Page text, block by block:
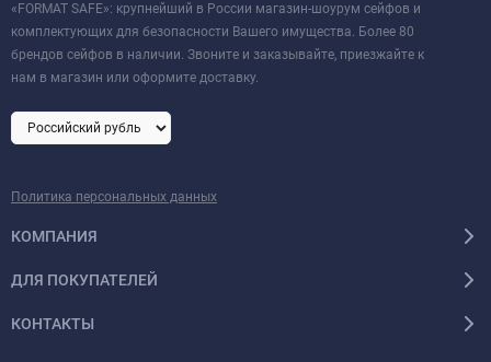
«FORMAT SAFE»: крупнейший в России магазин-шоурум сейфов и
комплектующих для безопасности Вашего имущества. Более 80
брендов сейфов в наличии. Звоните и заказывайте, приезжайте к
нам в магазин или оформите доставку.
Политика персональных данных
КОМПАНИЯ
ДЛЯ ПОКУПАТЕЛЕЙ
КОНТАКТЫ